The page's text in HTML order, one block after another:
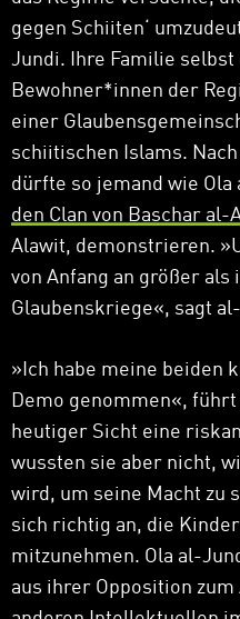
gegen Schiiten‘
Jundi. Ihre Familie
Bewohner*innen der
einer
schiitischen Islams.
dürfte so jemand wie
den Clan von Baschar al-
Alawit, demonstrieren. »
von Anfang an größer als
Glaubenskriege«, sagt
» Ich habe meine beiden
Demo genommen«, führt
heutiger Sicht eine
wussten sie aber nicht,
wird, um seine Macht zu
sich richtig an, die
mitzunehmen. Ola al-
aus ihrer Opposition zum